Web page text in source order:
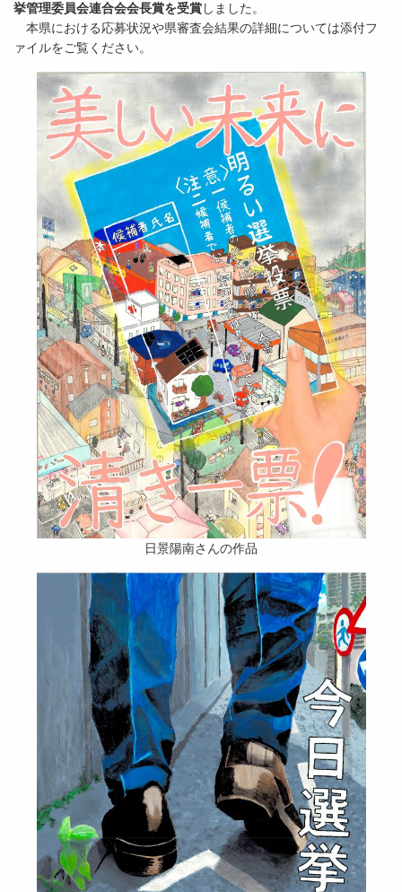
挙管理委員会連合会会長賞を受賞しました。
本県における応募状況や県審査会結果の詳細については添付フ
ァイルをご覧ください。
日景陽南さんの作品